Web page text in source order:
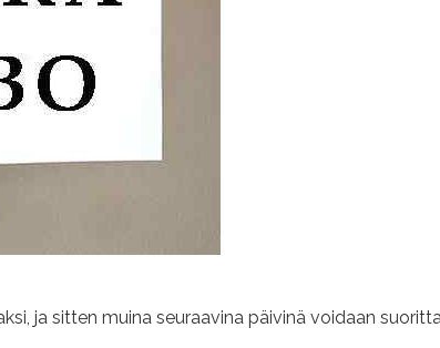
ja sitten muina seuraavina päivinä voidaan